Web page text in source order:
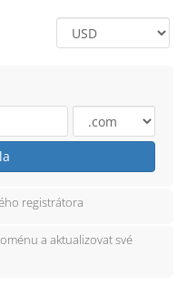
registrátora
a aktualizovat své